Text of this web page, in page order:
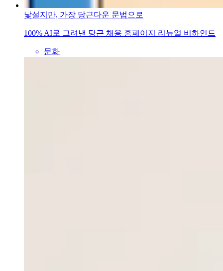
낯설지만, 가장 당근다운 문법으로
100% AI로 그려낸 당근 채용 홈페이지 리뉴얼 비하인드
문화